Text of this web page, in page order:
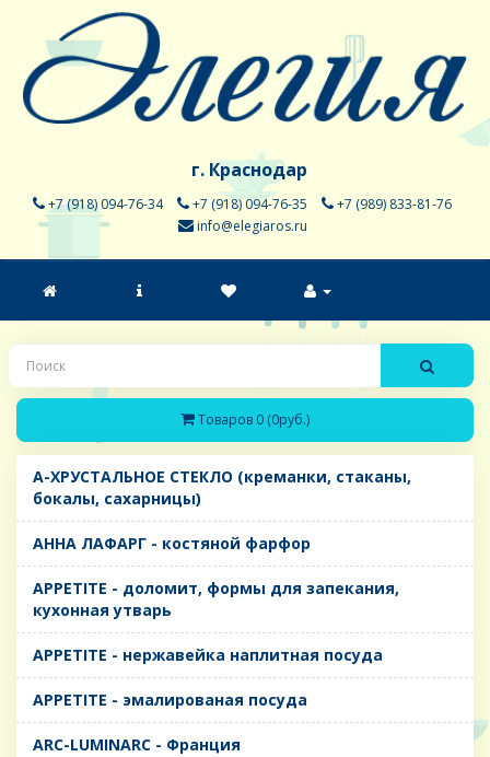
г. Краснодар
+7 (918) 094-76-34 +7 (918) 094-76-35
+7 (989) 833-81-76
info@elegiaros.ru
Товаров 0 (0руб.)
A-ХРУСТАЛЬНОЕ СТЕКЛО (креманки, стаканы,
бокалы, сахарницы)
AHHA ЛАФАРГ - костяной фарфор
APPETITE - доломит, формы для запекания,
кухонная утварь
APPETITE - нержавейка наплитная посуда
APPETITE - эмалированая посуда
ARC-LUMINARC - Франция